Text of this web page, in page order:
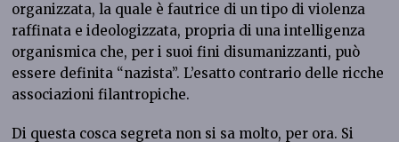
organizzata, la quale è fautrice di un tipo di violenza
raffinata e ideologizzata, propria di una intelligenza
organismica che, per i suoi fini disumanizzanti, può
essere definita “nazista”. L’esatto contrario delle ricche
associazioni filantropiche.
Di questa cosca segreta non si sa molto, per ora. Si